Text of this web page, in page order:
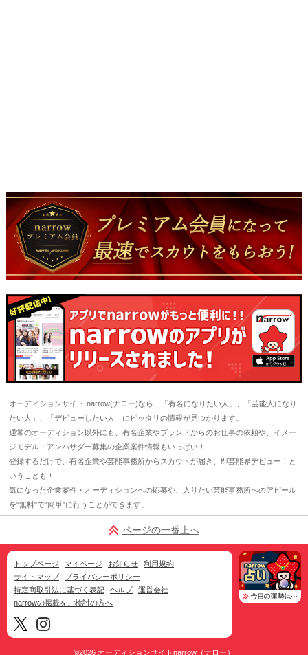
オーディションサイト narrow(ナロー)なら、「有名になりたい人」、「芸能人になり
たい人」、「デビューしたい人」にピッタリの情報が見つかります。
通常のオーディション以外にも、有名企業やブランドからのお仕事の依頼や、イメー
ジモデル・アンバサダー募集の企業案件情報もいっぱい！
登録するだけで、有名企業や芸能事務所からスカウトが届き、即芸能界デビュー！と
いうことも！
気になった企業案件・オーディションへの応募や、入りたい芸能事務所へのアピール
を"無料"で"簡単"に行うことができます。
ページの一番上へ
トップページ マイページ お知らせ
利用規約
サイトマップ
プライバシーポリシー
特定商取引法に基づく表記
ヘルプ
運営会社
narrowの掲載をご検討の方へ
©2026 オーディションサイトnarrow（ナロー）